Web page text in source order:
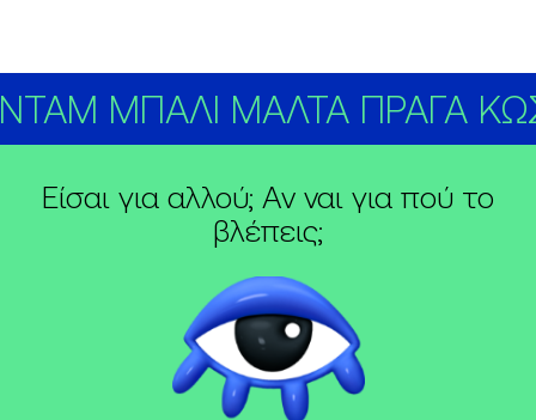
ΜΠΑΛΙ ΜΑΛΤΑ ΠΡΑΓΑ
Είσαι για αλλού; Αν ναι για πού το
βλέπεις;